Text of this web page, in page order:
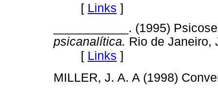
[ Links ]
___________. (1995)
psicanalítica. Rio de Janeiro,
[ Links ]
MILLER, J. A. A (1998)